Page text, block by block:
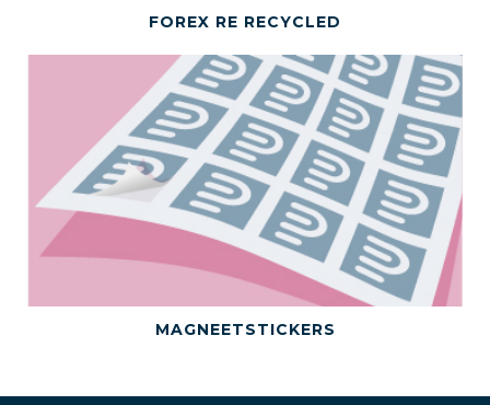
BEKIJK DIT PRODUCT
FOREX RE RECYCLED
BEKIJK DIT PRODUCT
MAGNEETSTICKERS